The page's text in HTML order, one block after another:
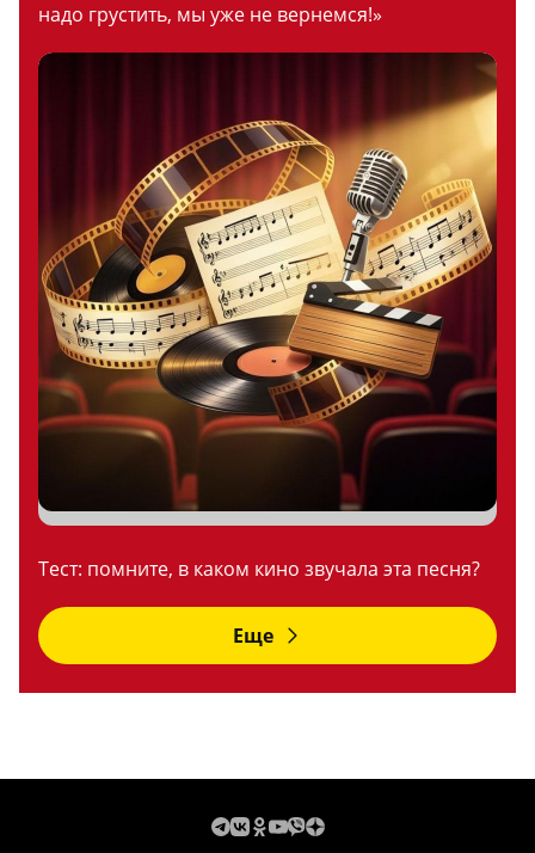
надо грустить, мы уже не вернемся!»
Тест: помните, в каком кино звучала эта песня?
Еще